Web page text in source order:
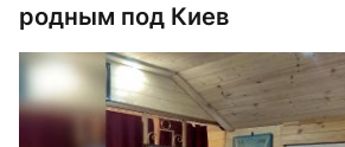
родным под Киев